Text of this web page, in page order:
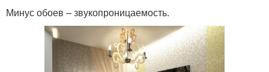
Минус обоев – звукопроницаемость.